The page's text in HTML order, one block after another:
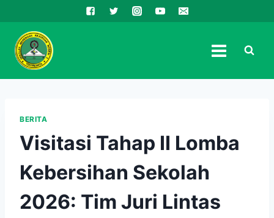
to
content
BERITA
Visitasi Tahap II Lomba
Kebersihan Sekolah
2026: Tim Juri Lintas